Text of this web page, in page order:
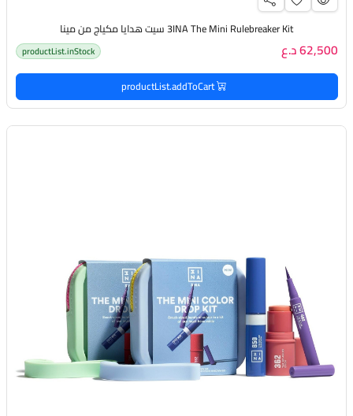
3INA The Mini Rulebreaker Kit سيت هدايا مكياج من مينا
62,500 د.ع productList.inStock
productList.addToCart